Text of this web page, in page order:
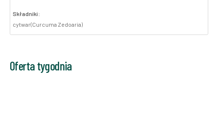
Składniki:
cytwar(Curcuma Zedoaria)
Oferta tygodnia